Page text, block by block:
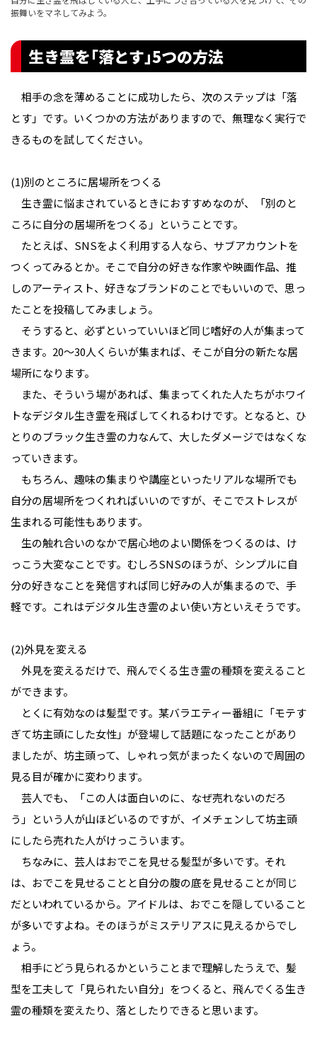
振舞いをマネしてみよう。
生き霊を｢落とす｣5つの方法
相手の念を薄めることに成功したら、次のステップは「落
とす」です。いくつかの方法がありますので、無理なく実行で
きるものを試してください。
(1)別のところに居場所をつくる
生き霊に悩まされているときにおすすめなのが、「別のと
ころに自分の居場所をつくる」ということです。
たとえば、SNSをよく利用する人なら、サブアカウントを
つくってみるとか。そこで自分の好きな作家や映画作品、推
しのアーティスト、好きなブランドのことでもいいので、思っ
たことを投稿してみましょう。
そうすると、必ずといっていいほど同じ嗜好の人が集まって
きます。20〜30人くらいが集まれば、そこが自分の新たな居
場所になります。
また、そういう場があれば、集まってくれた人たちがホワイ
トなデジタル生き霊を飛ばしてくれるわけです。となると、ひ
とりのブラック生き霊の力なんて、大したダメージではなくな
っていきます。
もちろん、趣味の集まりや講座といったリアルな場所でも
自分の居場所をつくれればいいのですが、そこでストレスが
生まれる可能性もあります。
生の触れ合いのなかで居心地のよい関係をつくるのは、け
っこう大変なことです。むしろSNSのほうが、シンプルに自
分の好きなことを発信すれば同じ好みの人が集まるので、手
軽です。これはデジタル生き霊のよい使い方といえそうです。
(2)外見を変える
外見を変えるだけで、飛んでくる生き霊の種類を変えること
ができます。
とくに有効なのは髪型です。某バラエティー番組に「モテす
ぎて坊主頭にした女性」が登場して話題になったことがあり
ましたが、坊主頭って、しゃれっ気がまったくないので周囲の
見る目が確かに変わります。
芸人でも、「この人は面白いのに、なぜ売れないのだろ
う」という人が山ほどいるのですが、イメチェンして坊主頭
にしたら売れた人がけっこういます。
ちなみに、芸人はおでこを見せる髪型が多いです。それ
は、おでこを見せることと自分の腹の底を見せることが同じ
だといわれているから。アイドルは、おでこを隠していること
が多いですよね。そのほうがミステリアスに見えるからでし
ょう。
相手にどう見られるかということまで理解したうえで、髪
型を工夫して「見られたい自分」をつくると、飛んでくる生き
霊の種類を変えたり、落としたりできると思います。